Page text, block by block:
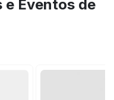
e Eventos de